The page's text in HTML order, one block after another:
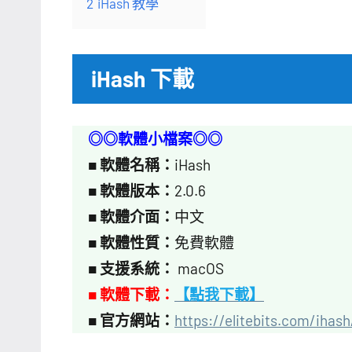
2 iHash 教學
iHash 下載
◎◎軟體小檔案◎◎
■軟體名稱： iHash
■軟體版本： 2.0.6
■軟體介面： 中文
■軟體性質： 免費軟體
■ 支援系統： macOS
■ 軟體下載：
【點我下載】
■ 官方網站： https://elitebits.com/